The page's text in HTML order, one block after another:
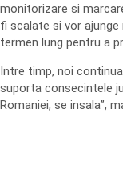
monitorizare si
fi scalate si vor
termen lung pentru a
Intre timp, noi
suporta consecintele
Romaniei, se insala”,